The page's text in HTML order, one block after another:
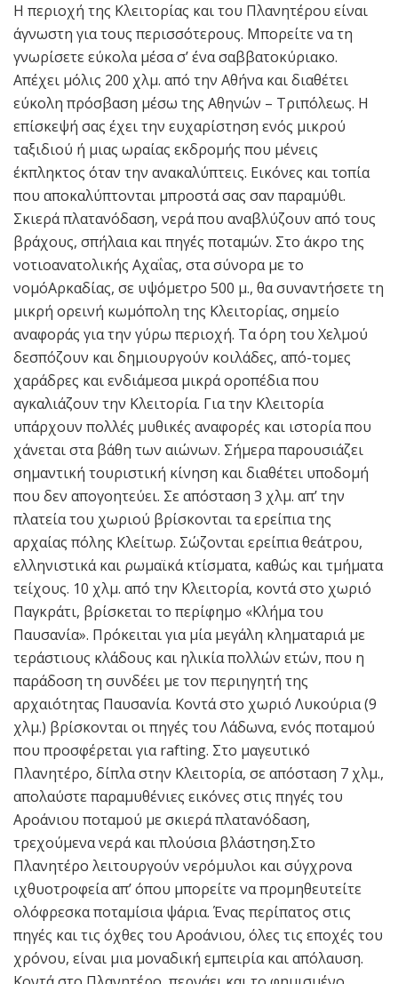
Η περιοχή της Κλειτορίας και του Πλανητέρου είναι
άγνωστη για τους περισσότερους. Μπορείτε να τη
γνωρίσετε εύκολα μέσα σ’ ένα σαββατοκύριακο.
Απέχει μόλις 200 χλμ. από την Αθήνα και διαθέτει
εύκολη πρόσβαση μέσω της Αθηνών – Τριπόλεως. Η
επίσκεψή σας έχει την ευχαρίστηση ενός μικρού
ταξιδιού ή μιας ωραίας εκδρομής που μένεις
έκπληκτος όταν την ανακαλύπτεις. Εικόνες και τοπία
που αποκαλύπτονται μπροστά σας σαν παραμύθι.
Σκιερά πλατανόδαση, νερά που αναβλύζουν από τους
βράχους, σπήλαια και πηγές ποταμών. Στο άκρο της
νοτιοανατολικής Αχαΐας, στα σύνορα με το
νομόΑρκαδίας, σε υψόμετρο 500 μ., θα συναντήσετε τη
μικρή ορεινή κωμόπολη της Κλειτορίας, σημείο
αναφοράς για την γύρω περιοχή. Τα όρη του Χελμού
δεσπόζουν και δημιουργούν κοιλάδες, από-τομες
χαράδρες και ενδιάμεσα μικρά οροπέδια που
αγκαλιάζουν την Κλειτορία. Για την Κλειτορία
υπάρχουν πολλές μυθικές αναφορές και ιστορία που
χάνεται στα βάθη των αιώνων. Σήμερα παρουσιάζει
σημαντική τουριστική κίνηση και διαθέτει υποδομή
που δεν απογοητεύει. Σε απόσταση 3 χλμ. απ’ την
πλατεία του χωριού βρίσκονται τα ερείπια της
αρχαίας πόλης Κλείτωρ. Σώζονται ερείπια θεάτρου,
ελληνιστικά και ρωμαϊκά κτίσματα, καθώς και τμήματα
τείχους. 10 χλμ. από την Κλειτορία, κοντά στο χωριό
Παγκράτι, βρίσκεται το περίφημο «Κλήμα του
Παυσανία». Πρόκειται για μία μεγάλη κληματαριά με
τεράστιους κλάδους και ηλικία πολλών ετών, που η
παράδοση τη συνδέει με τον περιηγητή της
αρχαιότητας Παυσανία. Κοντά στο χωριό Λυκούρια (9
χλμ.) βρίσκονται οι πηγές του Λάδωνα, ενός ποταμού
που προσφέρεται για rafting. Στο μαγευτικό
Πλανητέρο, δίπλα στην Κλειτορία, σε απόσταση 7 χλμ.,
απολαύστε παραμυθένιες εικόνες στις πηγές του
Αροάνιου ποταμού με σκιερά πλατανόδαση,
τρεχούμενα νερά και πλούσια βλάστηση.Στο
Πλανητέρο λειτουργούν νερόμυλοι και σύγχρονα
ιχθυοτροφεία απ’ όπου μπορείτε να προμηθευτείτε
ολόφρεσκα ποταμίσια ψάρια. Ένας περίπατος στις
πηγές και τις όχθες του Αροάνιου, όλες τις εποχές του
χρόνου, είναι μια μοναδική εμπειρία και απόλαυση.